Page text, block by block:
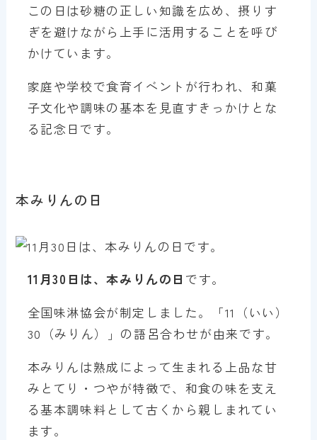
この日は砂糖の正しい知識を広め、摂りす
ぎを避けながら上手に活用することを呼び
かけています。
家庭や学校で食育イベントが行われ、和菓
子文化や調味の基本を見直すきっかけとな
る記念日です。
本みりんの日
11月30日は、本みりんの日 です。
全国味淋協会が制定しました。「11（いい）
30（みりん）」の語呂合わせが由来です。
本みりんは熟成によって生まれる上品な甘
みとてり・つやが特徴で、和食の味を支え
る基本調味料として古くから親しまれてい
ます。